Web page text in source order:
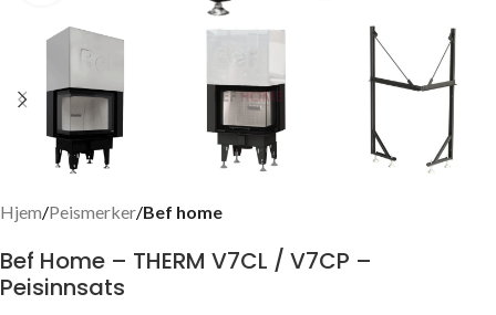
Hjem Peismerker Bef home
Bef Home – THERM V7CL / V7CP –
Peisinnsats